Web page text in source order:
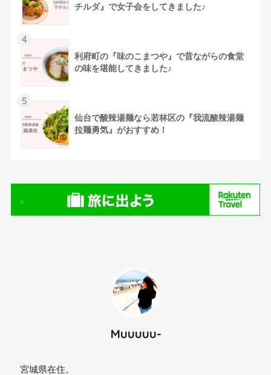
チルダ』で女子会をしてきました♪
4
利府町の『味のこまつや』で昔ながらの食堂
の味を堪能してきました♪
5
仙台で酸辣湯麺なら若林区の『我流酸辣湯麺
拉麺勇気』がおすすめ！
Muuuuu-
宮城県在住。